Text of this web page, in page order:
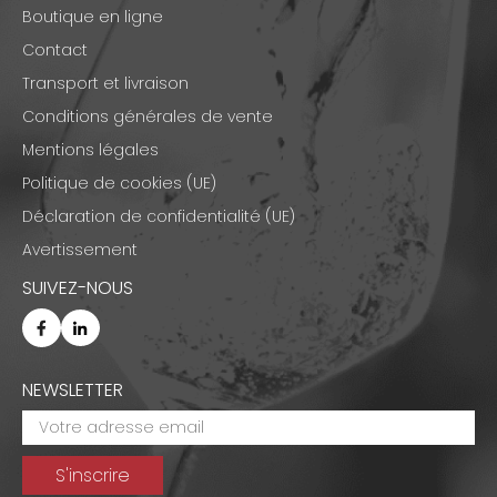
Boutique en ligne
Contact
Transport et livraison
Conditions générales de vente
Mentions légales
Politique de cookies (UE)
Déclaration de confidentialité (UE)
Avertissement
SUIVEZ-NOUS
NEWSLETTER